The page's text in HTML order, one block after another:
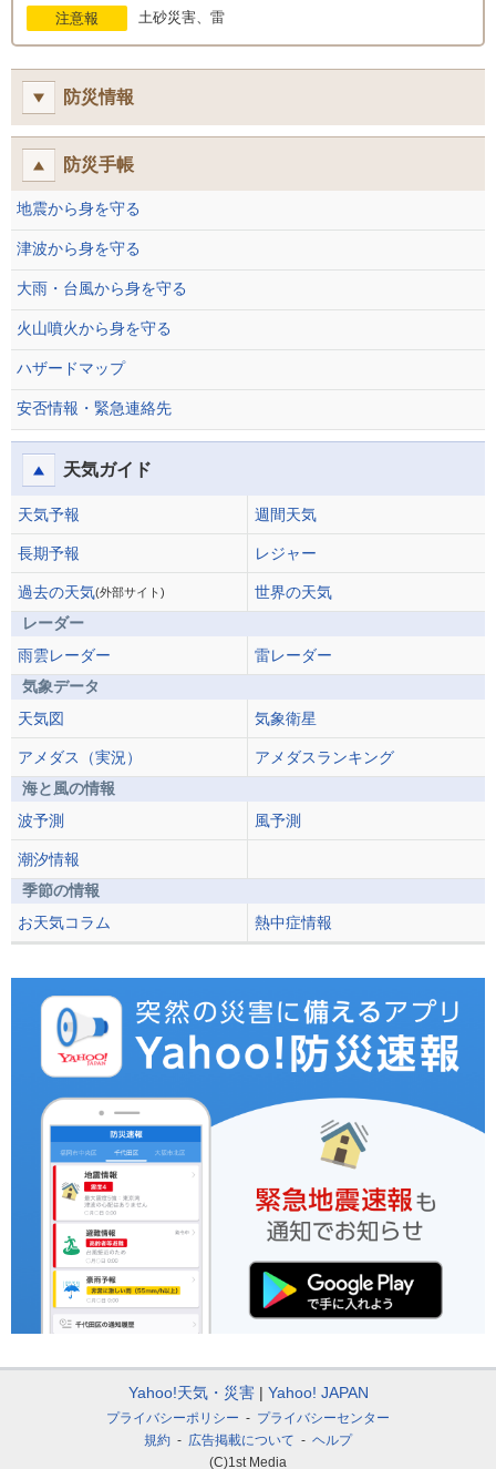
注意報 土砂災害、雷
防災情報
防災手帳
地震から身を守る
津波から身を守る
大雨・台風から身を守る
火山噴火から身を守る
ハザードマップ
安否情報・緊急連絡先
天気ガイド
天気予報 週間天気
長期予報 レジャー
過去の天気(外部サイト)
世界の天気
レーダー
雨雲レーダー
雷レーダー
気象データ
天気図
気象衛星
アメダス（実況）
アメダスランキング
海と風の情報
波予測
風予測
潮汐情報
季節の情報
お天気コラム
熱中症情報
Yahoo!天気・災害 Yahoo! JAPAN
プライバシーポリシー
プライバシーセンター
規約
広告掲載について
ヘルプ
(C)1st Media